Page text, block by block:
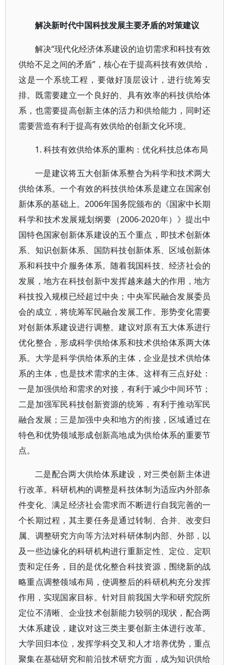
解决新时代中国科技发展主要矛盾的对策建议
解决“现代化经济体系建设的迫切需求和科技有效
供给不足之间的矛盾”，核心在于提高科技有效供给，
这是一个系统工程，要做好顶层设计，进行统筹安
排。既需要建立一个良好的、具有效率的科技供给体
系，也需要提高创新主体的活力和供给能力，同时还
需要营造有利于提高有效供给的创新文化环境。
1. 科技有效供给体系的重构：优化科技总体布局
一是建议将五大创新体系整合为科学和技术两大
供给体系。一个有效的科技供给体系是建立在国家创
新体系的基础上。2006年国务院颁布的《国家中长期
科学和技术发展规划纲要（2006-2020年）》提出中
国特色国家创新体系建设的五个重点，即技术创新体
系、知识创新体系、国防科技创新体系、区域创新体
系和科技中介服务体系。随着我国科技、经济社会的
发展，地方在科技创新中发挥越来越大的作用，地方
科技投入规模已经超过中央；中央军民融合发展委员
会的成立，将统筹军民融合发展工作。形势变化需要
对创新体系建设进行调整。建议对原有五大体系进行
优化整合，形成科学供给体系和技术供给体系两大体
系。大学是科学供给体系的主体，企业是技术供给体
系的主体，也是技术需求的主体。这样有三点好处：
一是加强供给和需求的对接，有利于减少中间环节；
二是加强军民科技创新资源的统筹，有利于推动军民
融合发展；三是加强中央和地方的衔接，区域通过在
特色和优势领域形成创新高地成为供给体系的重要节
点。
二是配合两大供给体系建设，对三类创新主体进
行改革。科研机构的调整是科技体制为适应内外部条
件变化、满足经济社会需求而不断进行自我完善的一
个长期过程，其主要任务是通过转制、合并、改变归
属、调整研究方向等方法对科研体制内部、外部，以
及一些边缘化的科研机构进行重新定性、定位、定职
责和定任务，目的是优化整合科技资源，围绕新的战
略重点调整领域布局，使调整后的科研机构充分发挥
作用，实现国家目标。针对目前我国大学和研究院所
定位不清晰、企业技术创新能力较弱的现状，配合两
大体系建设，建议对这三类主要创新主体进行改革。
大学回归本位，发挥学科交叉和人才培养优势，重点
聚集在基础研究和前沿技术研究方面，成为知识供给